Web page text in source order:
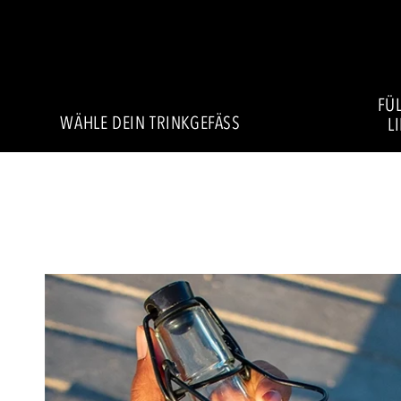
WÄHLE DEIN TRINKGEFÄSS